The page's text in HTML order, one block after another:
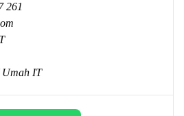
261
Umah IT